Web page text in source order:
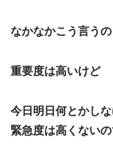
なかなかこう言う
重要度は高いけど
今日明日何とかし
緊急度は高くない